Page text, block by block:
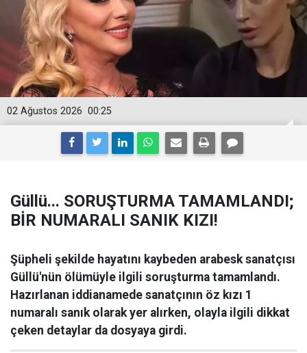
00:25
02 Ağustos 2026
Güllü... SORUŞTURMA TAMAMLANDI;
BİR NUMARALI SANIK KIZI!
Şüpheli şekilde hayatını kaybeden arabesk sanatçısı
Güllü'nün ölümüyle ilgili soruşturma tamamlandı.
Hazırlanan iddianamede sanatçının öz kızı 1
numaralı sanık olarak yer alırken, olayla ilgili dikkat
çeken detaylar da dosyaya girdi.